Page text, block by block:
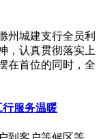
州城建支行全员利
，认真贯彻落实上
在首位的同时，全
服务温暖